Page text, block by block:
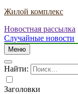
Жилой комплекс
Новостная рассылка
Случайные новости
Меню
Найти:
Заголовки